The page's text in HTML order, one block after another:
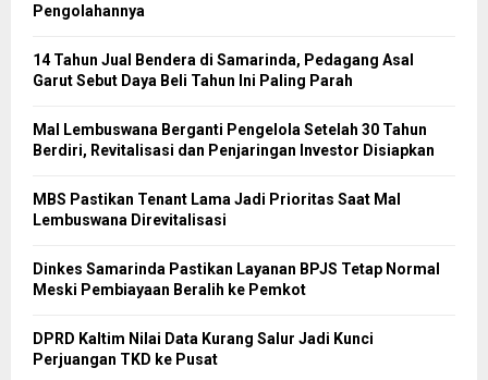
Pengolahannya
14 Tahun Jual Bendera di Samarinda, Pedagang Asal
Garut Sebut Daya Beli Tahun Ini Paling Parah
Mal Lembuswana Berganti Pengelola Setelah 30 Tahun
Berdiri, Revitalisasi dan Penjaringan Investor Disiapkan
MBS Pastikan Tenant Lama Jadi Prioritas Saat Mal
Lembuswana Direvitalisasi
Dinkes Samarinda Pastikan Layanan BPJS Tetap Normal
Meski Pembiayaan Beralih ke Pemkot
DPRD Kaltim Nilai Data Kurang Salur Jadi Kunci
Perjuangan TKD ke Pusat